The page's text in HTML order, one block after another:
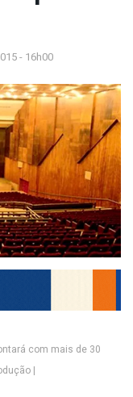
- 16h00
com mais de 30
|